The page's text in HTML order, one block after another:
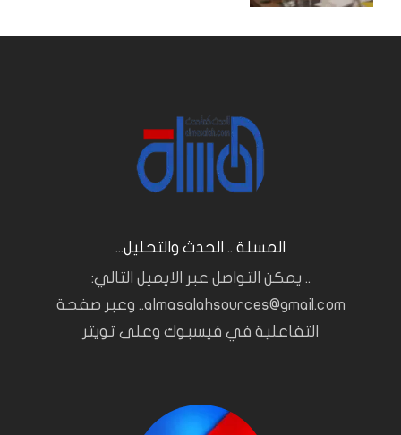
المسلة .. الحدث والتحليل...
.. يمكن التواصل عبر الايميل التالي:
almasalahsources@gmail.com.. وعبر صفحة
التفاعلية في فيسبوك وعلى تويتر